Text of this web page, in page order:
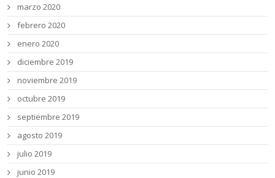
marzo 2020
febrero 2020
enero 2020
diciembre 2019
noviembre 2019
octubre 2019
septiembre 2019
agosto 2019
julio 2019
junio 2019